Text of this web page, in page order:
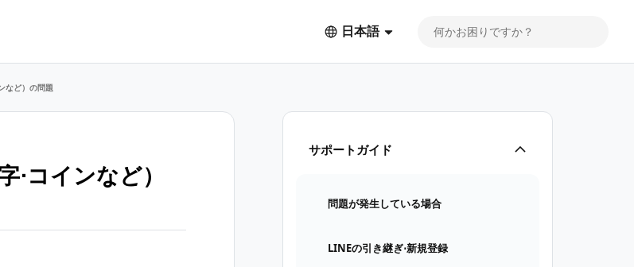
日本語
サポートガイド
問題が発生している場合
LINEの引き継ぎ⋅新規登録
など）の問題
⋅コインなど）